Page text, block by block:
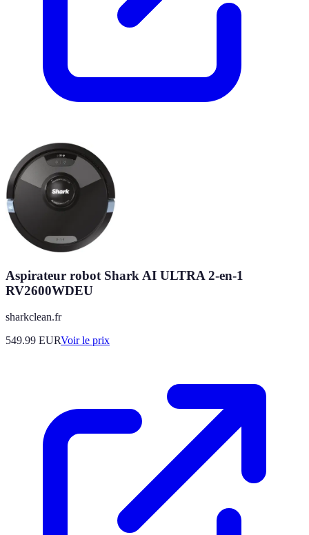
Aspirateur robot Shark AI ULTRA 2-en-1
RV2600WDEU
sharkclean.fr
549.99 EURVoir le prix